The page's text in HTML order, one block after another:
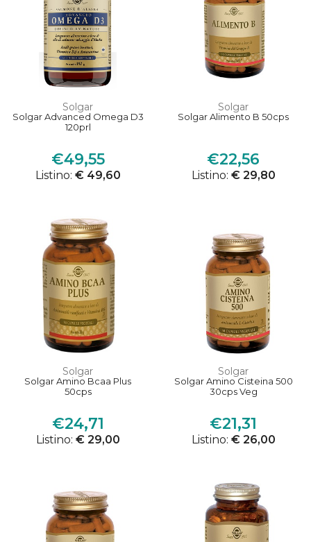
Solgar
Solgar Advanced Omega D3
120prl
€49,55
Listino: € 49,60
Solgar
Solgar Alimento B 50cps
€22,56
Listino: € 29,80
Solgar
Solgar Amino Bcaa Plus
50cps
€24,71
Listino: € 29,00
Solgar
Solgar Amino Cisteina 500
30cps Veg
€21,31
Listino: € 26,00